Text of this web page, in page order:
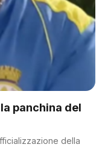
panchina del
della